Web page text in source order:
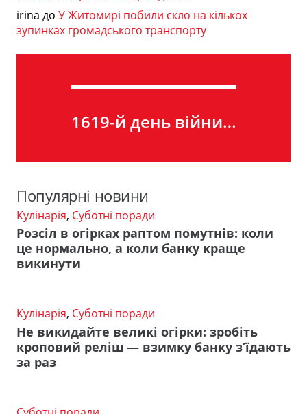
irina до У Житомирі побили скло на кількох
зупинках громадського транспорту
1619-й день війни…
Популярні новини
Кулінарія, Суботні поради
Розсіл в огірках раптом помутнів: коли
це нормально, а коли банку краще
викинути
Кулінарія, Суботні поради
Не викидайте великі огірки: зробіть
кроповий реліш — взимку банку з’їдають
за раз